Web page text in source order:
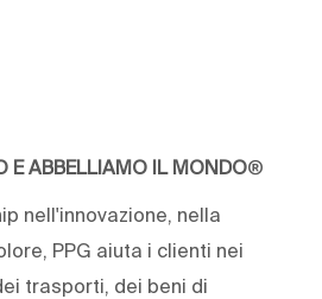
E ABBELLIAMO IL MONDO®
nell'innovazione, nella
PPG aiuta i clienti nei
trasporti, dei beni di